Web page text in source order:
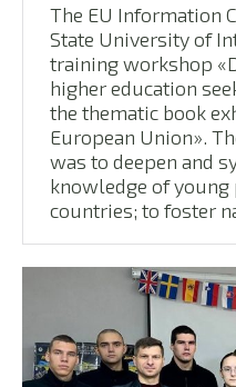
The EU Information
State University of
training workshop
higher education
the thematic book
European Union».
was to deepen and
knowledge of young
countries; to foster